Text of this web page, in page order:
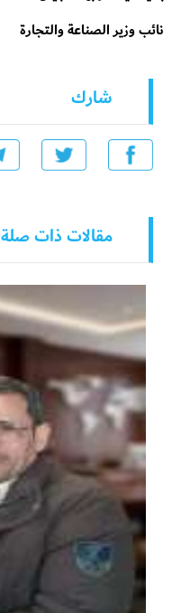
نائب وزير الصناعة والتجارة
شارك
مقالات ذات صلة